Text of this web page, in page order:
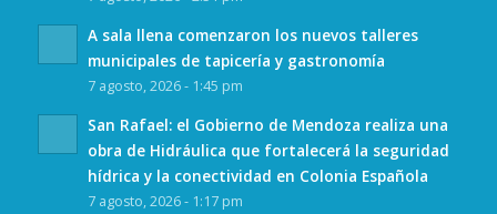
A sala llena comenzaron los nuevos talleres
municipales de tapicería y gastronomía
7 agosto, 2026 - 1:45 pm
San Rafael: el Gobierno de Mendoza realiza una
obra de Hidráulica que fortalecerá la seguridad
hídrica y la conectividad en Colonia Española
7 agosto, 2026 - 1:17 pm